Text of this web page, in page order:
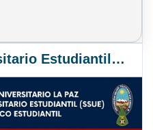
Seguro Social Universitario Estudiantil SSUE